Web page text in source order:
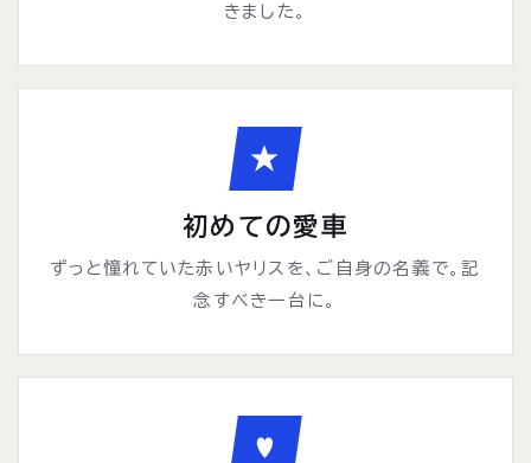
きました。
★
初めての愛車
ずっと憧れていた赤いヤリスを、ご自身の名義で。記
念すべき一台に。
♥